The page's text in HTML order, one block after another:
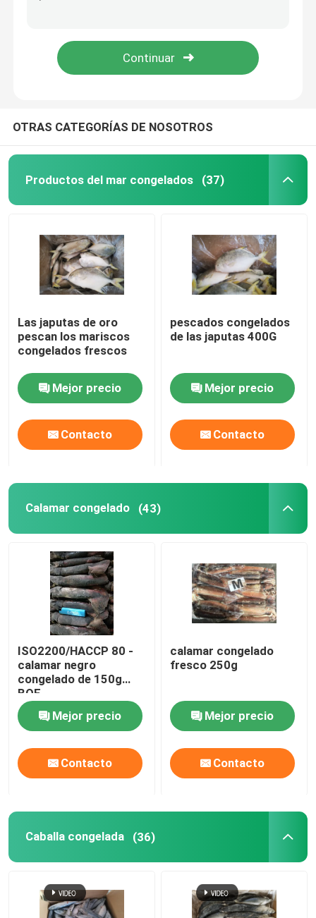
Caballa congelada
Atún de bonitos congelado
Mahi congelado Mahi
Atún de trucha salmonada congelado
Cebo de pesca congelado
Aguja congelada
OTRAS CATEGORÍAS DE NOSOTROS
Productos del mar congelados (37)
Las japutas de oro
pescan los mariscos
congelados frescos
Mejor precio
Contacto
pescados congelados
de las japutas 400G
Mejor precio
Contacto
Calamar congelado (43)
ISO2200/HACCP 80 -
calamar negro
congelado de 150g
BQF
Mejor precio
Contacto
calamar congelado
fresco 250g
Mejor precio
Contacto
Caballa congelada (36)